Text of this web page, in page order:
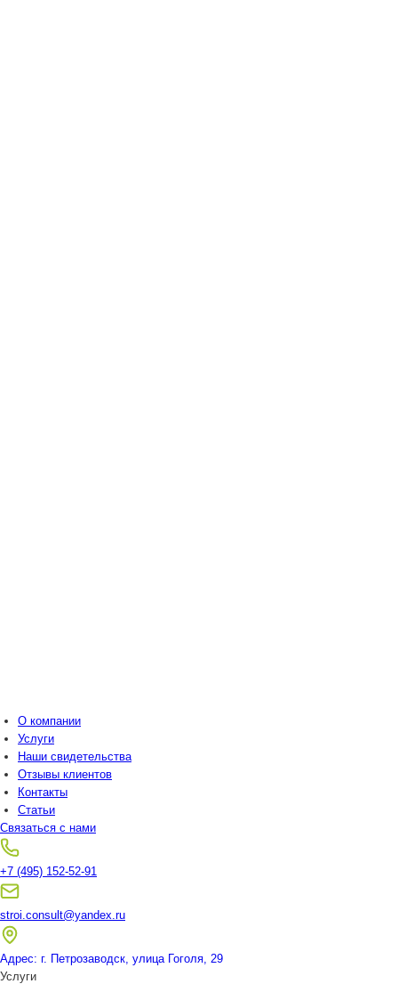
О компании
Услуги
Наши свидетельства
Отзывы клиентов
Контакты
Статьи
Связаться с нами
+7 (495) 152-52-91
stroi.consult@yandex.ru
Адрес: г. Петрозаводск, улица Гоголя, 29
Услуги